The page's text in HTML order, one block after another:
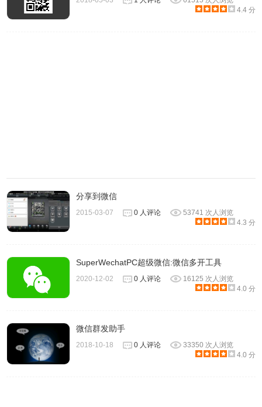
需发送入群邀请。
4.4 分
分享到微信
2015-03-07 0 人评论
53741 次人浏览
4.3 分
SuperWechatPC超级微信:微信多开工具
2020-12-02 0 人评论
16125 次人浏览
4.0 分
微信群发助手
2018-10-18 0 人评论
33350 次人浏览
4.0 分